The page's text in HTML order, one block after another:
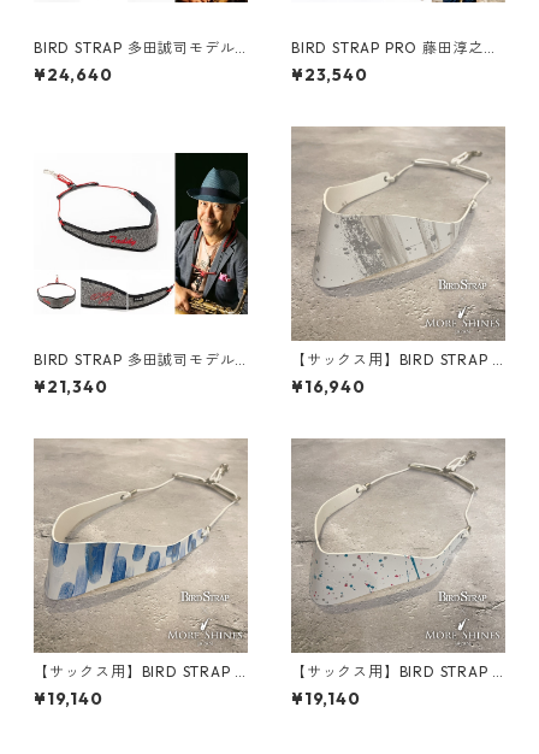
BIRD STRAP 多田誠司モデル
Ⅲ
¥24,640
BIRD STRAP PRO 藤田淳之介
モデル
¥23,540
BIRD STRAP 多田誠司モデル
Ⅱ
¥21,340
【サックス用】BIRD STRAP ×
More Shines コラボモデル #
029
¥16,940
【サックス用】BIRD STRAP ×
More Shines コラボモデル #
027
¥19,140
【サックス用】BIRD STRAP ×
More Shines コラボモデル #
028
¥19,140